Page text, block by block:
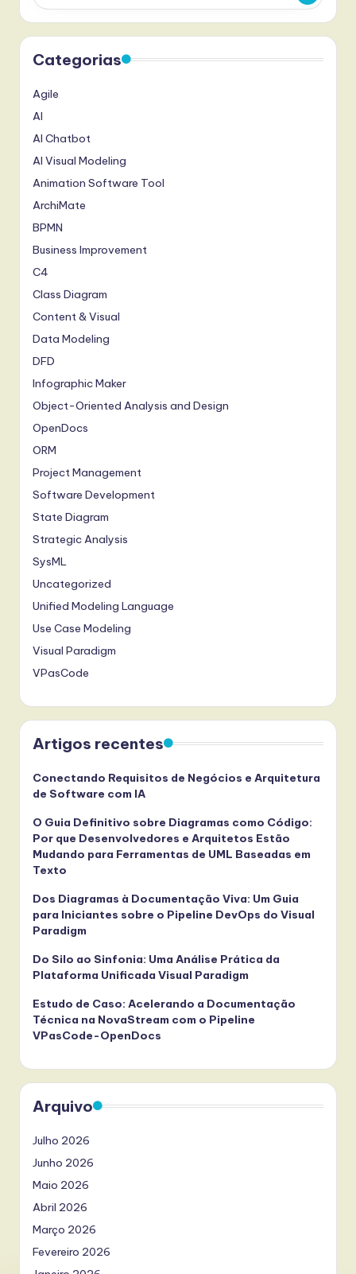
Categorias
Agile
AI
AI Chatbot
AI Visual Modeling
Animation Software Tool
ArchiMate
BPMN
Business Improvement
C4
Class Diagram
Content & Visual
Data Modeling
DFD
Infographic Maker
Object-Oriented Analysis and Design
OpenDocs
ORM
Project Management
Software Development
State Diagram
Strategic Analysis
SysML
Uncategorized
Unified Modeling Language
Use Case Modeling
Visual Paradigm
VPasCode
Artigos recentes
Conectando Requisitos de Negócios e Arquitetura
de Software com IA
O Guia Definitivo sobre Diagramas como Código:
Por que Desenvolvedores e Arquitetos Estão
Mudando para Ferramentas de UML Baseadas em
Texto
Dos Diagramas à Documentação Viva: Um Guia
para Iniciantes sobre o Pipeline DevOps do Visual
Paradigm
Do Silo ao Sinfonia: Uma Análise Prática da
Plataforma Unificada Visual Paradigm
Estudo de Caso: Acelerando a Documentação
Técnica na NovaStream com o Pipeline
VPasCode-OpenDocs
Arquivo
Julho 2026
Junho 2026
Maio 2026
Abril 2026
Março 2026
Fevereiro 2026